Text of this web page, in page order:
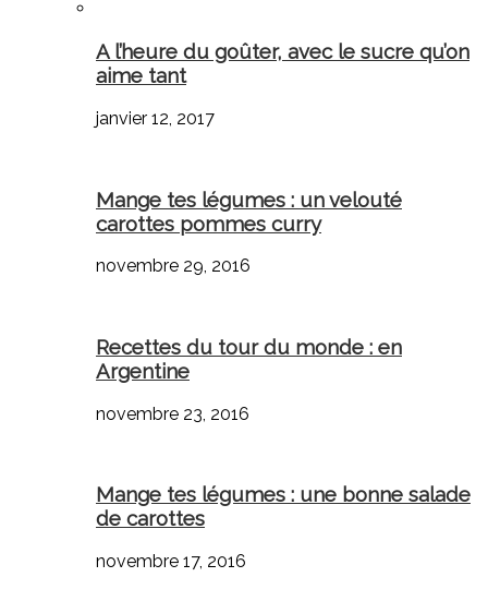
A l’heure du goûter, avec le sucre qu’on
aime tant
janvier 12, 2017
Mange tes légumes : un velouté
carottes pommes curry
novembre 29, 2016
Recettes du tour du monde : en
Argentine
novembre 23, 2016
Mange tes légumes : une bonne salade
de carottes
novembre 17, 2016